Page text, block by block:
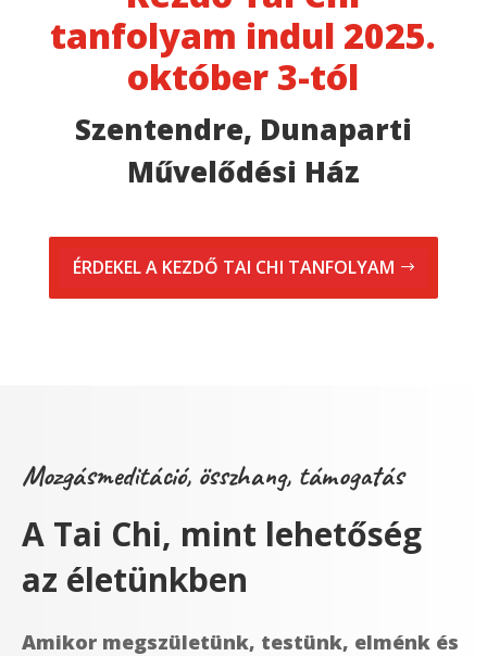
tanfolyam indul 2025.
október 3-tól
Szentendre, Dunaparti
Művelődési Ház
ÉRDEKEL A KEZDŐ TAI CHI TANFOLYAM
Mozgásmeditáció, összhang, támogatás
A Tai Chi, mint lehetőség
az életünkben
Amikor megszületünk, testünk, elménk és